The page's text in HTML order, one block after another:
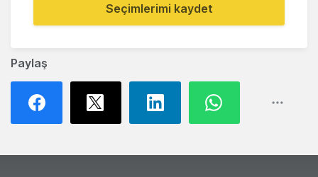
Paylaş
Seçimlerimi kaydet